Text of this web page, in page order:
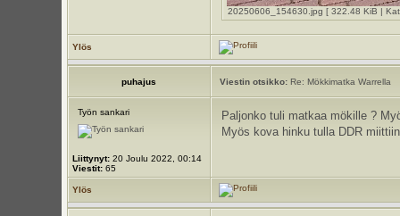
20250606_154630.jpg [ 322.48 KiB |
Ylös
puhajus Viestin otsikko:Re: Mökkimatka Warrella
Työn sankari
Liittynyt:20 Joulu 2022, 00:14
Viestit:65
Paljonko tuli matkaa mökille ?
Myös kova hinku tulla DDR
Ylös